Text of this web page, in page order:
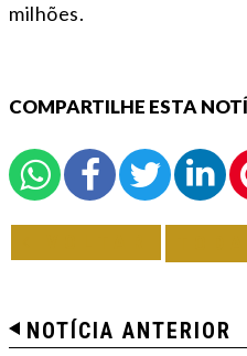
milhões.
COMPARTILHE ESTA
NOTÍCIA ANTERIOR